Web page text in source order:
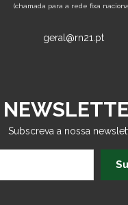
(chamada para a rede fixa
geral@rn21.pt
Subscreva a nossa